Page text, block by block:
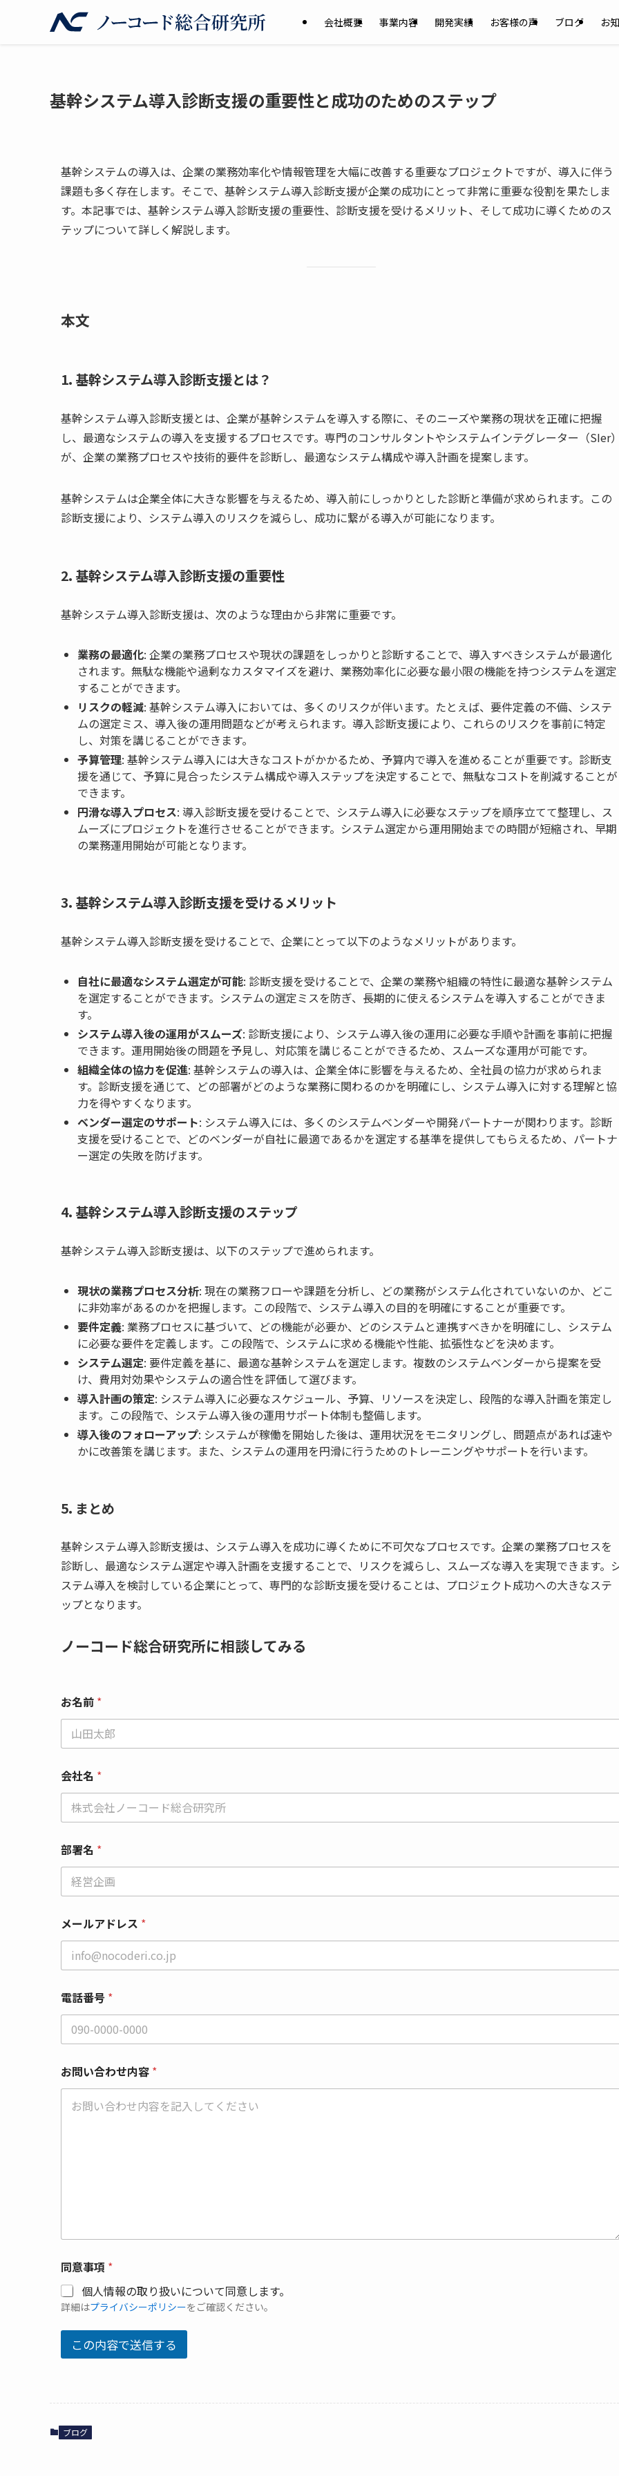
会社概要 事業内容 開発実績 お客様の声 ブログ お
基幹システム導入診断支援の重要性と成功のためのステップ
基幹システムの導入は、企業の業務効率化や情報管理を大幅に改善する重要なプロジェクトですが、導入に伴う
課題も多く存在します。そこで、基幹システム導入診断支援が企業の成功にとって非常に重要な役割を果たしま
す。本記事では、基幹システム導入診断支援の重要性、診断支援を受けるメリット、そして成功に導くためのス
テップについて詳しく解説します。
本文
1. 基幹システム導入診断支援とは？
基幹システム導入診断支援とは、企業が基幹システムを導入する際に、そのニーズや業務の現状を正確に把握
し、最適なシステムの導入を支援するプロセスです。専門のコンサルタントやシステムインテグレーター（SIer
が、企業の業務プロセスや技術的要件を診断し、最適なシステム構成や導入計画を提案します。
基幹システムは企業全体に大きな影響を与えるため、導入前にしっかりとした診断と準備が求められます。この
診断支援により、システム導入のリスクを減らし、成功に繋がる導入が可能になります。
2. 基幹システム導入診断支援の重要性
基幹システム導入診断支援は、次のような理由から非常に重要です。
業務の最適化: 企業の業務プロセスや現状の課題をしっかりと診断することで、導入すべきシステムが最適化
されます。無駄な機能や過剰なカスタマイズを避け、業務効率化に必要な最小限の機能を持つシステムを選定
することができます。
リスクの軽減: 基幹システム導入においては、多くのリスクが伴います。たとえば、要件定義の不備、システ
ムの選定ミス、導入後の運用問題などが考えられます。導入診断支援により、これらのリスクを事前に特定
し、対策を講じることができます。
予算管理: 基幹システム導入には大きなコストがかかるため、予算内で導入を進めることが重要です。診断支
援を通じて、予算に見合ったシステム構成や導入ステップを決定することで、無駄なコストを削減することが
できます。
円滑な導入プロセス: 導入診断支援を受けることで、システム導入に必要なステップを順序立てて整理し、ス
ムーズにプロジェクトを進行させることができます。システム選定から運用開始までの時間が短縮され、早期
の業務運用開始が可能となります。
3. 基幹システム導入診断支援を受けるメリット
基幹システム導入診断支援を受けることで、企業にとって以下のようなメリットがあります。
自社に最適なシステム選定が可能: 診断支援を受けることで、企業の業務や組織の特性に最適な基幹システム
を選定することができます。システムの選定ミスを防ぎ、長期的に使えるシステムを導入することができま
す。
システム導入後の運用がスムーズ: 診断支援により、システム導入後の運用に必要な手順や計画を事前に把握
できます。運用開始後の問題を予見し、対応策を講じることができるため、スムーズな運用が可能です。
組織全体の協力を促進: 基幹システムの導入は、企業全体に影響を与えるため、全社員の協力が求められま
す。診断支援を通じて、どの部署がどのような業務に関わるのかを明確にし、システム導入に対する理解と協
力を得やすくなります。
ベンダー選定のサポート: システム導入には、多くのシステムベンダーや開発パートナーが関わります。診断
支援を受けることで、どのベンダーが自社に最適であるかを選定する基準を提供してもらえるため、パートナ
ー選定の失敗を防げます。
4. 基幹システム導入診断支援のステップ
基幹システム導入診断支援は、以下のステップで進められます。
現状の業務プロセス分析: 現在の業務フローや課題を分析し、どの業務がシステム化されていないのか、どこ
に非効率があるのかを把握します。この段階で、システム導入の目的を明確にすることが重要です。
要件定義: 業務プロセスに基づいて、どの機能が必要か、どのシステムと連携すべきかを明確にし、システム
に必要な要件を定義します。この段階で、システムに求める機能や性能、拡張性などを決めます。
システム選定: 要件定義を基に、最適な基幹システムを選定します。複数のシステムベンダーから提案を受
け、費用対効果やシステムの適合性を評価して選びます。
導入計画の策定: システム導入に必要なスケジュール、予算、リソースを決定し、段階的な導入計画を策定し
ます。この段階で、システム導入後の運用サポート体制も整備します。
導入後のフォローアップ: システムが稼働を開始した後は、運用状況をモニタリングし、問題点があれば速や
かに改善策を講じます。また、システムの運用を円滑に行うためのトレーニングやサポートを行います。
5. まとめ
基幹システム導入診断支援は、システム導入を成功に導くために不可欠なプロセスです。企業の業務プロセスを
診断し、最適なシステム選定や導入計画を支援することで、リスクを減らし、スムーズな導入を実現できます。
ステム導入を検討している企業にとって、専門的な診断支援を受けることは、プロジェクト成功への大きなステ
ップとなります。
ノーコード総合研究所に相談してみる
お名前 *
会社名 *
部署名 *
社
名
会
名
メールアドレス *
電話番号 *
お問い合わせ内容 *
同意事項 *
個人情報の取り扱いについて同意します。
詳細はプライバシーポリシーをご確認ください。
この内容で送信する
ブログ